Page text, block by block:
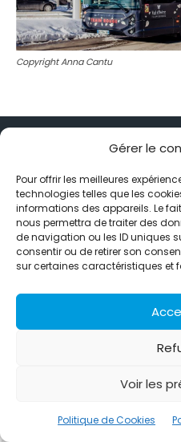
Gérer le
Pour offrir les meilleures
technologies telles que les
informations des appareils. Le
nous permettra de traiter des
de navigation ou les ID uniques
consentir ou de retirer son
sur certaines caractéristiques et
Voir les
Politique de Cookies
Copyright Anna Cantu
Alternative Média est une
relations publiques basée à
pilote des stratégies de
grâce à un réseau
Contactez-nous :
© Copyright - Alternative Média